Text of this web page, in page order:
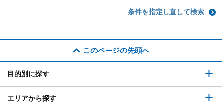
条件を指定し直して検索
このページの先頭へ
目的別に探す
エリアから探す